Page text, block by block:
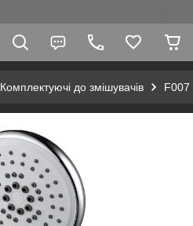
Комплектуючі до змішувачів F007